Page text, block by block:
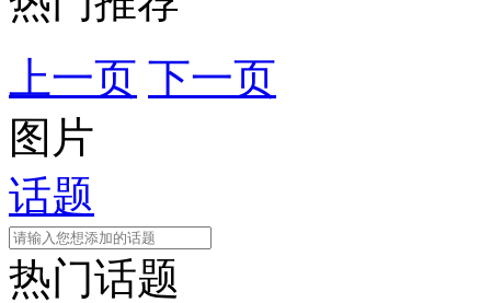
上一页 下一页
图片
话题
热门话题